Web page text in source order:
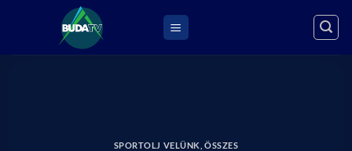
SPORTOLJ VELÜNK ,ÖSSZES